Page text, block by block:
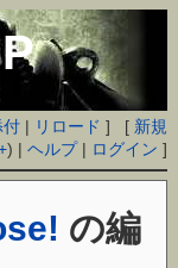
付 | リロード ] [ 新規
) |ヘルプ| ログイン ]
の編